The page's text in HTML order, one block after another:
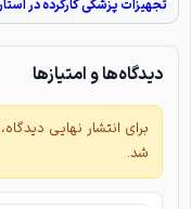
تجهیزات پزشکی کارکرده در
دیدگاه‌ها و امتیازها
برای انتشار نهایی
شد.